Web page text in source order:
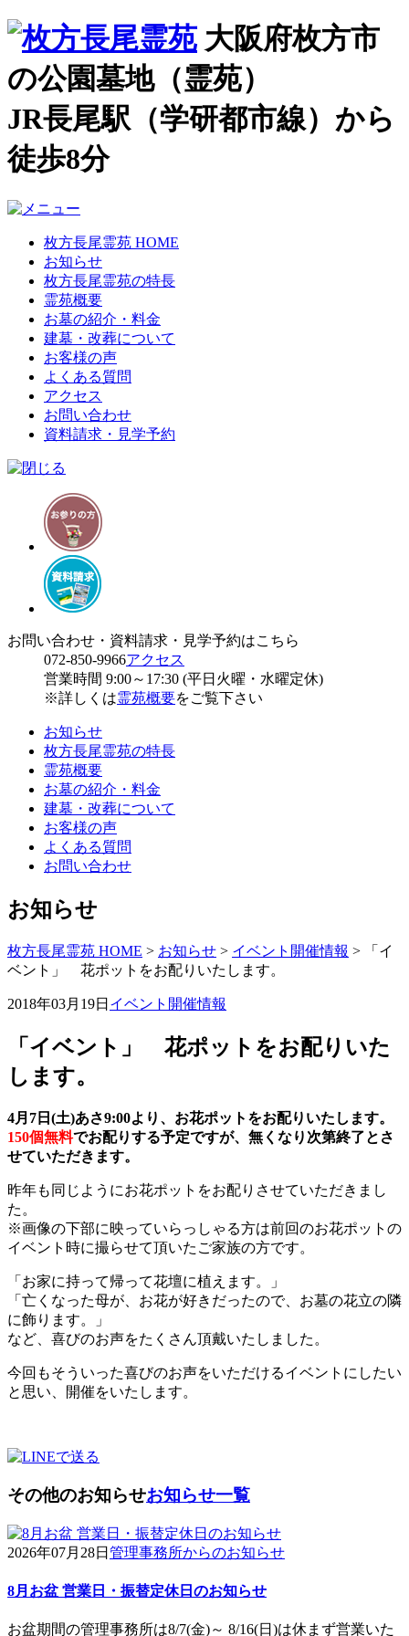
大阪府枚方市
の公園墓地（霊苑）
JR長尾駅（学研都市線）から
徒歩8分
枚方長尾霊苑 HOME
お知らせ
枚方長尾霊苑の特長
霊苑概要
お墓の紹介・料金
建墓・改葬について
お客様の声
よくある質問
アクセス
お問い合わせ
資料請求・見学予約
お問い合わせ・資料請求・見学予約はこちら
072-850-9966アクセス
営業時間 9:00～17:30 (平日火曜・水曜定休)
※詳しくは霊苑概要をご覧下さい
お知らせ
枚方長尾霊苑の特長
霊苑概要
お墓の紹介・料金
建墓・改葬について
お客様の声
よくある質問
お問い合わせ
お知らせ
枚方長尾霊苑 HOME > お知らせ > イベント開催情報 >
「イ
ベント」 花ポットをお配りいたします。
2018年03月19日 イベント開催情報
「イベント」 花ポットをお配りいた
します。
4月7日(土)あさ9:00より、お花ポットをお配りいたします。
150個無料でお配りする予定ですが、無くなり次第終了とさ
せていただきます。
昨年も同じようにお花ポットをお配りさせていただきまし
た。
※画像の下部に映っていらっしゃる方は前回のお花ポットの
イベント時に撮らせて頂いたご家族の方です。
「お家に持って帰って花壇に植えます。」
「亡くなった母が、お花が好きだったので、お墓の花立の隣
に飾ります。」
など、喜びのお声をたくさん頂戴いたしました。
今回もそういった喜びのお声をいただけるイベントにしたい
と思い、開催をいたします。
その他のお知らせお知らせ一覧
2026年07月28日 管理事務所からのお知らせ
8月お盆 営業日・振替定休日のお知らせ
お盆期間の管理事務所は8/7(金)～ 8/16(日)は休まず営業いた